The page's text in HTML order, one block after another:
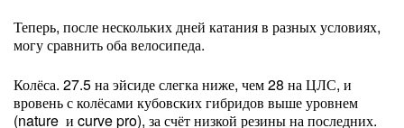
Теперь, после нескольких дней катания в разных условиях,
могу сравнить оба велосипеда.
Колёса. 27.5 на эйсиде слегка ниже, чем 28 на ЦЛС, и
вровень с колёсами кубовских гибридов выше уровнем
(nature и curve pro), за счёт низкой резины на последних.